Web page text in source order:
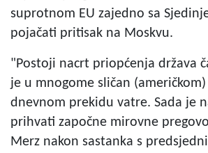
suprotnom EU zajedno sa
pojačati pritisak na Moskvu.
"Postoji nacrt priopćenja država
je u mnogome sličan
dnevnom prekidu vatre. Sada je
prihvati započne mirovne
Merz nakon sastanka s